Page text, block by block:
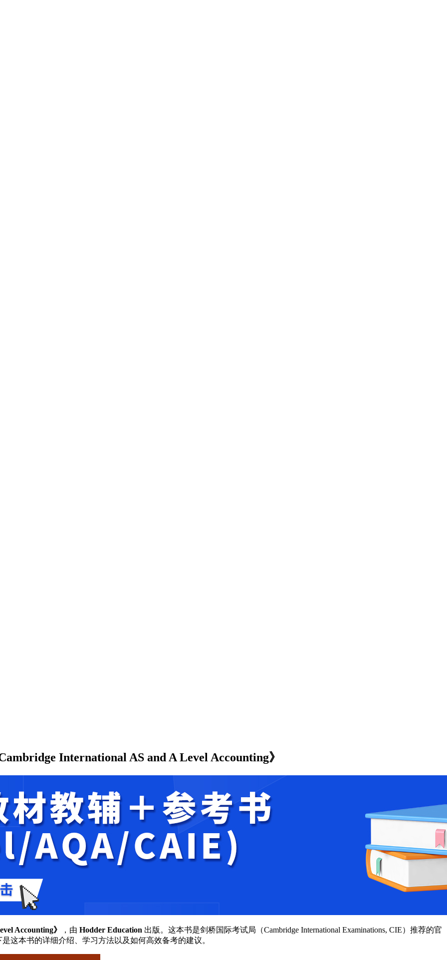
International AS and A Level Accounting》
Accounting》 ，由 Hodder Education 出版。这本书是剑桥国际考试局（Cambridge International Examinations, CIE）推荐的官
这本书的详细介绍、学习方法以及如何高效备考的建议。